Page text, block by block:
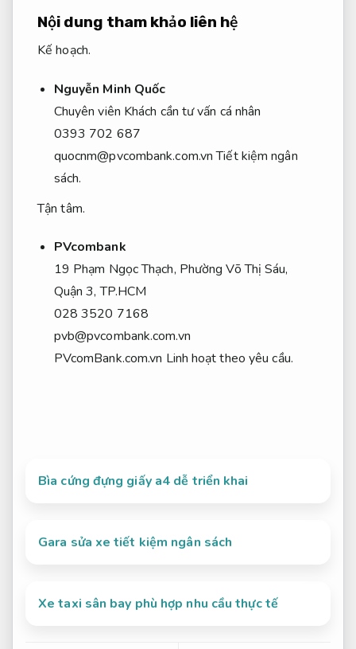
Nội dung tham khảo liên hệ
Kế hoạch.
Nguyễn Minh Quốc
Chuyên viên Khách cần tư vấn cá nhân
0393 702 687
quocnm@pvcombank.com.vn Tiết kiệm ngân
sách.
Tận tâm.
PVcombank
19 Phạm Ngọc Thạch, Phường Võ Thị Sáu,
Quận 3, TP.HCM
028 3520 7168
pvb@pvcombank.com.vn
PVcomBank.com.vn Linh hoạt theo yêu cầu.
Bìa cứng đựng giấy a4 dễ triển khai
Gara sửa xe tiết kiệm ngân sách
Xe taxi sân bay phù hợp nhu cầu thực tế